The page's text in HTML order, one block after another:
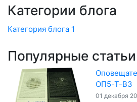
Категории блога
Категория блога 1
Популярные статьи
ОП5-Т-ВЗ
01 декабря